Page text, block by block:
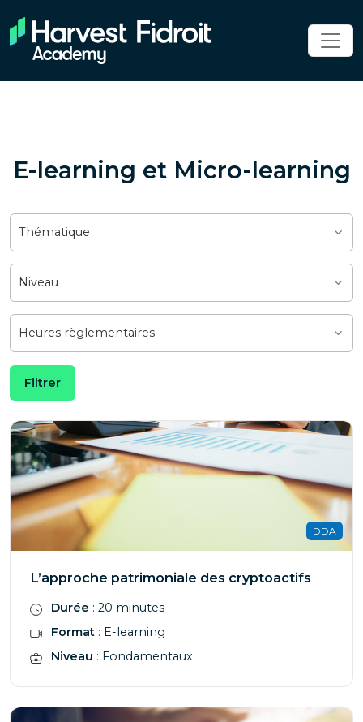
E-learning et Micro-learning
DDA
L’approche patrimoniale des cryptoactifs
Durée : 20 minutes
Format : E-learning
Niveau : Fondamentaux